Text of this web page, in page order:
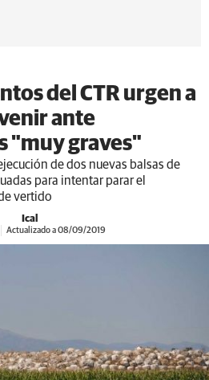
del CTR urgen a
ante
"muy graves"
de dos nuevas balsas de
para intentar parar el
vertido
Ical
Actualizado a 08/09/2019